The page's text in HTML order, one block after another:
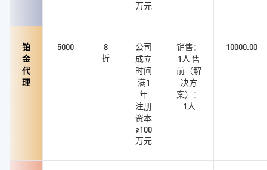
万元
铂
金
代
理
5000
8
折
公司
成立
时间
满1
年
注册
资本
≥100
万元
销售：
1人 售
前（解
决方
案）：
1人
10000.00